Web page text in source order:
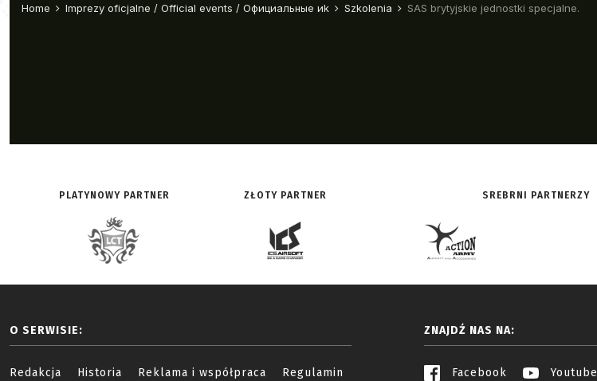
PLATYNOWY PARTNER ZŁOTY PARTNER SREBRNI PARTNERZY
O SERWISIE:
Redakcja Historia Reklama i współpraca Regulamin
ZNAJDŹ NAS NA:
Facebook Youtube